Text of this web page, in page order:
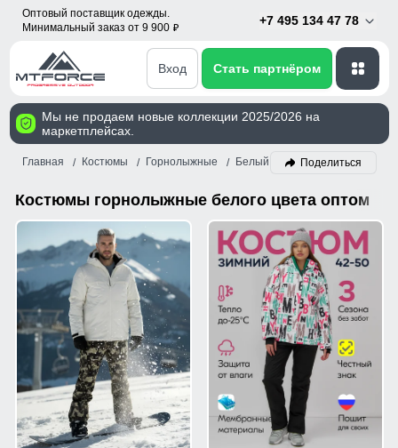
Оптовый поставщик одежды.
Минимальный заказ от 9 900 p
+7 495 134 47 78
Вход Стать партнёром
Мы не продаем новые коллекции 2025/2026 на
маркетплейсах.
Главная Костюмы Горнолыжные Белый Поделиться
Костюмы горнолыжные белого цвета оптом